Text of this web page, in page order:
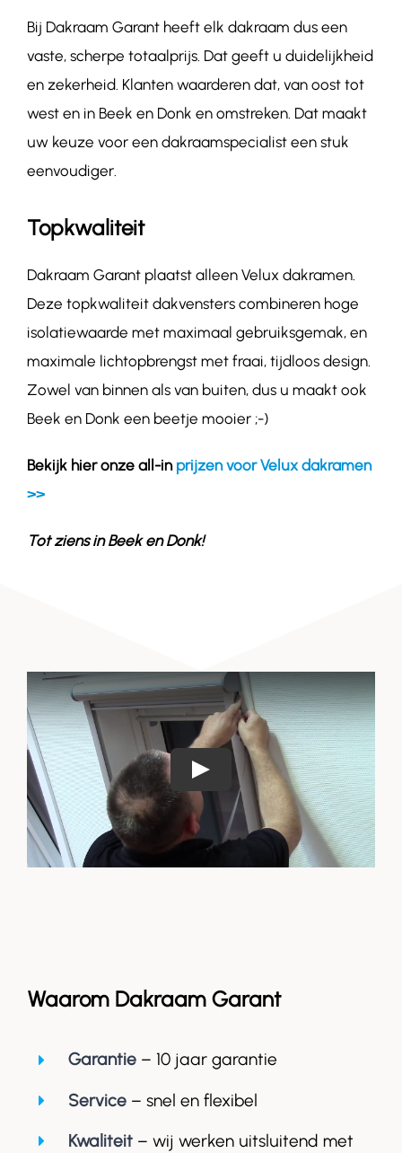
Bij Dakraam Garant heeft elk dakraam dus een
vaste, scherpe totaalprijs. Dat geeft u duidelijkheid
en zekerheid. Klanten waarderen dat, van oost tot
west en in Beek en Donk en omstreken. Dat maakt
uw keuze voor een dakraamspecialist een stuk
eenvoudiger.
Topkwaliteit
Dakraam Garant plaatst alleen Velux dakramen.
Deze topkwaliteit dakvensters combineren hoge
isolatiewaarde met maximaal gebruiksgemak, en
maximale lichtopbrengst met fraai, tijdloos design.
Zowel van binnen als van buiten, dus u maakt ook
Beek en Donk een beetje mooier ;-)
Bekijk hier onze all-in prijzen voor Velux dakramen
>>
Tot ziens inBeek en Donk!
Waarom Dakraam Garant
Garantie– 10 jaar garantie
Service – snel en flexibel
Kwaliteit– wij werken uitsluitend met